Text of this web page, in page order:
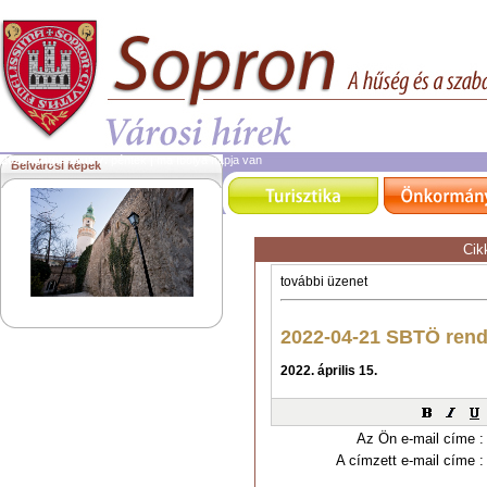
2026. augusztus 7.péntek | ma Ibolya napja van
Belvárosi képek
Az Ön e-mail címe :
A címzett e-mail címe :